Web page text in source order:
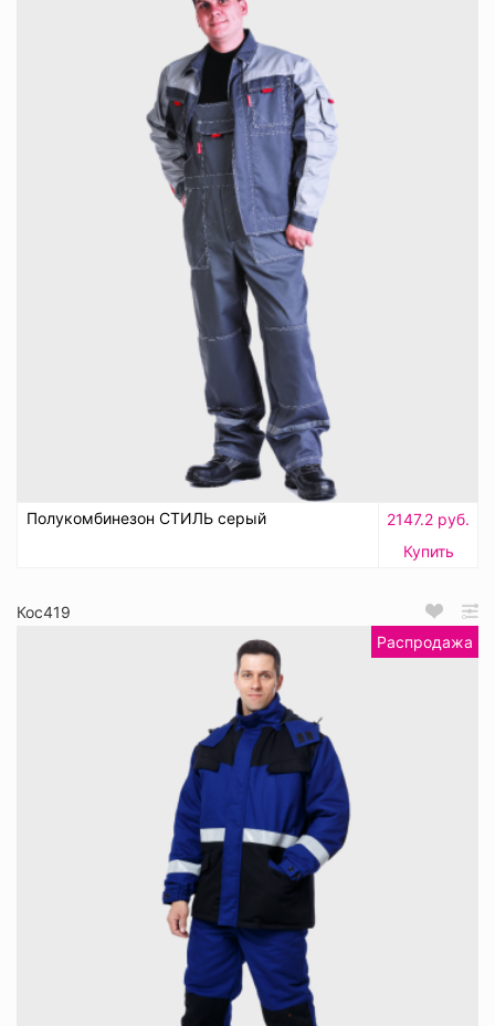
Полукомбинезон СТИЛЬ серый
2147.2 руб.
Купить
Кос419
Распродажа